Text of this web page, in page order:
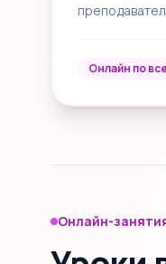
Онлайн по
Онлайн-